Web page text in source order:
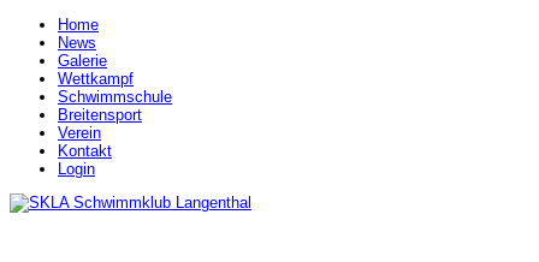
Home
News
Galerie
Wettkampf
Schwimmschule
Breitensport
Verein
Kontakt
Login